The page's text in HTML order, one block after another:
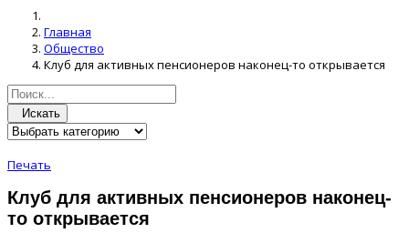
Главная
Общество
Клуб для активных пенсионеров наконец-то открывается
Искать
Печать
Клуб для активных пенсионеров наконец-
то открывается